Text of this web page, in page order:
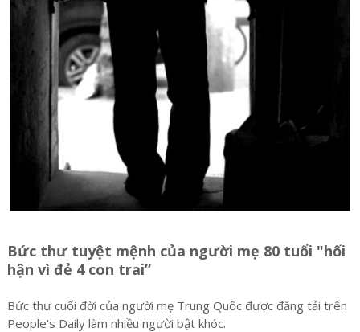
Bức thư tuyệt mệnh của người mẹ 80 tuổi "hối
hận vì đẻ 4 con trai”
Bức thư cuối đời của người mẹ Trung Quốc được đăng tải trên
People's Daily làm nhiều người bật khóc.